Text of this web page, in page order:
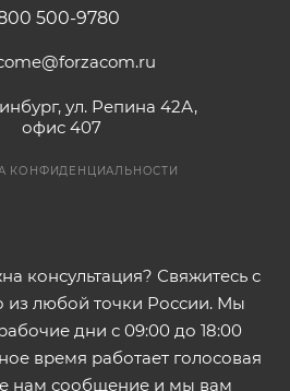
500-9780
ул. Репина 42А,
офис 407
КОНФИДЕНЦИАЛЬНОСТИ
консультация? Свяжитесь с
из любой точки России. Мы
дни с 09:00 до 18:00
время работает голосовая
нам сообщение и мы вам